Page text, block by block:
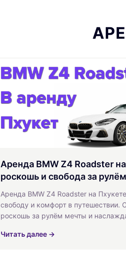
Аренда BMW Z4 Roadster
роскошь и свобода за
Аренда BMW Z4 Roadster на
свободу и комфорт в путешествии.
роскошь за рулём мечты и
Читать далее →